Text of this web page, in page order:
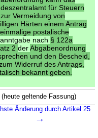
für Steuern
Vermeidung von
Härten einem Antrag
postalische
nach § 122a
2 derAbgabenordnung
und den Bescheid,
Widerruf des Antrags,
bekannt geben.
(heute geltende Fassung)
Änderung durch Artikel 25
→